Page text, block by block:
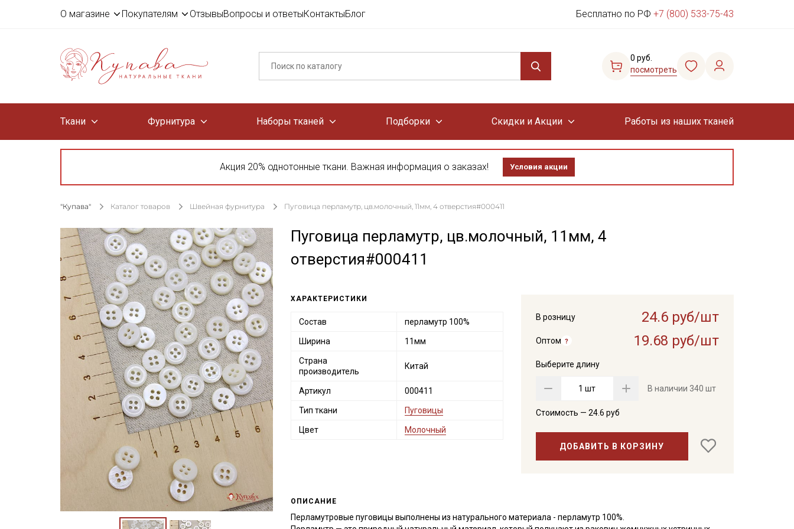
О магазине Покупателям ОтзывыВопросы и ответыКонтактыБлог Бесплатно по РФ +7 (800) 533-75-43
0 руб.
посмотреть
Ткани Фурнитура Наборы тканей Подборки Скидки и Акции Работы из наших тканей
Акция 20% однотонные ткани. Важная информация о заказах! Условия акции
"Купава" Каталог товаров Швейная фурнитура Пуговица перламутр, цв.молочный, 11мм, 4 отверстия#000411
Пуговица перламутр, цв.молочный, 11мм, 4
отверстия#000411
В розницу 24.6 руб/шт
Оптом 19.68 руб/шт
Выберите длину
шт В наличии 340 шт
Стоимость — 24.6 руб
ДОБАВИТЬ В КОРЗИНУ
ХАРАКТЕРИСТИКИ
Состав перламутр 100%
Ширина 11мм
Страна
производитель
Китай
Артикул 000411
Тип ткани Пуговицы
Цвет Молочный
ОПИСАНИЕ
Перламутровые пуговицы выполнены из натурального материала - перламутр 100%.